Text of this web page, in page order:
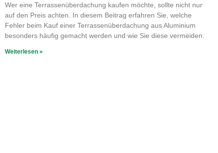
Wer eine Terrassenüberdachung kaufen möchte, sollte nicht nur
auf den Preis achten. In diesem Beitrag erfahren Sie, welche
Fehler beim Kauf einer Terrassenüberdachung aus Aluminium
besonders häufig gemacht werden und wie Sie diese vermeiden.
Weiterlesen »